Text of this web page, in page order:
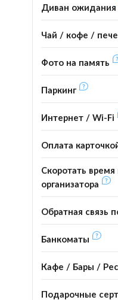
Диван ожидания
Чай / кофе /
Фото на память
Паркинг
Интернет / Wi-Fi
Оплата
Скоротать
организатора
Обратная связь
Банкоматы
Кафе / Бары /
Подарочные